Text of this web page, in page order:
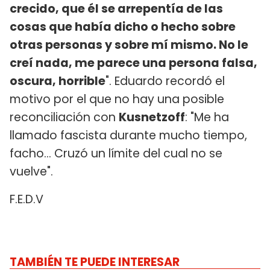
crecido, que él se arrepentía de las
cosas que había dicho o hecho sobre
otras personas y sobre mí mismo. No le
creí nada, me parece una persona falsa,
oscura, horrible". Eduardo recordó el
motivo por el que no hay una posible
reconciliación con Kusnetzoff: "Me ha
llamado fascista durante mucho tiempo,
facho... Cruzó un límite del cual no se
vuelve".
F.E.D.V
TAMBIÉN TE PUEDE INTERESAR